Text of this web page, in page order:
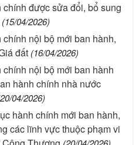
được sửa đổi, bổ sung
(15/04/2026)
nội bộ mới ban hành,
đất (16/04/2026)
nội bộ mới ban hành
hành chính nhà nước
04/2026)
hành chính mới ban hành,
các lĩnh vực thuộc phạm vi